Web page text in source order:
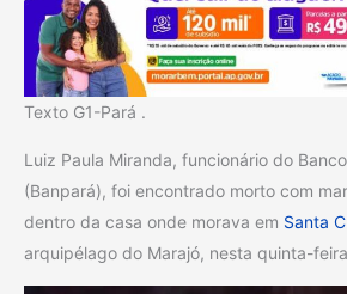
Texto G1-Pará .
Luiz Paula Miranda, funcionário do
(Banpará), foi encontrado morto com
dentro da casa onde morava em Santa
arquipélago do Marajó, nesta quinta-